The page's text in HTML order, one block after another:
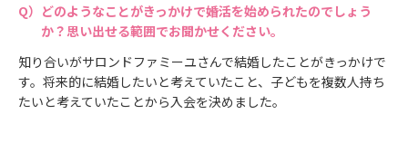
どのようなことがきっかけで婚活を始められたのでしょう
か？思い出せる範囲でお聞かせください。
知り合いがサロンドファミーユさんで結婚したことがきっかけで
す。将来的に結婚したいと考えていたこと、子どもを複数人持ち
たいと考えていたことから入会を決めました。